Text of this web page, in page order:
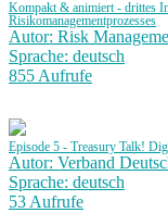
Kompakt & animiert - drittes
Risikomanagementprozesses
Autor: Risk
Sprache: deutsch
855 Aufrufe
Episode 5 - Treasury Talk!
Autor: Verband
Sprache: deutsch
53 Aufrufe